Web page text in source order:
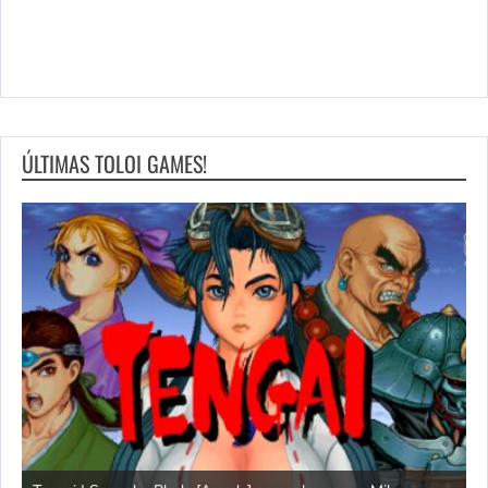
ÚLTIMAS TOLOI GAMES!